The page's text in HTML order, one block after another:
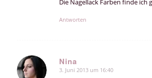
Die Nagellack Farben finde ich
Antworten
Nina
sagte:
3. Juni 2013 um 16:40